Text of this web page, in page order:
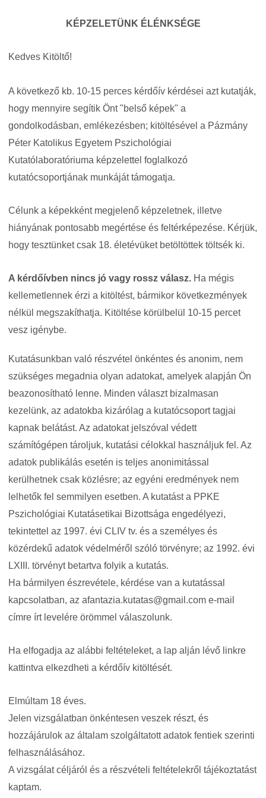
KÉPZELETÜNK ÉLÉNKSÉGE
Kedves Kitöltő!
A következő kb. 10-15 perces kérdőív kérdései azt kutatják,
hogy mennyire segítik Önt "belső képek" a
gondolkodásban, emlékezésben; kitöltésével a Pázmány
Péter Katolikus Egyetem Pszichológiai
Kutatólaboratóriuma képzelettel foglalkozó
kutatócsoportjának munkáját támogatja.
Célunk a képekként megjelenő képzeletnek, illetve
hiányának pontosabb megértése és feltérképezése. Kérjük,
hogy tesztünket csak 18. életévüket betöltöttek töltsék ki.
A kérdőívben nincs jó vagy rossz válasz. Ha mégis
kellemetlennek érzi a kitöltést, bármikor következmények
nélkül megszakíthatja. Kitöltése körülbelül 10-15 percet
vesz igénybe.
Kutatásunkban való részvétel önkéntes és anonim, nem
szükséges megadnia olyan adatokat, amelyek alapján Ön
beazonosítható lenne. Minden választ bizalmasan
kezelünk, az adatokba kizárólag a kutatócsoport tagjai
kapnak belátást. Az adatokat jelszóval védett
számítógépen tároljuk, kutatási célokkal használjuk fel. Az
adatok publikálás esetén is teljes anonimitással
kerülhetnek csak közlésre; az egyéni eredmények nem
lelhetők fel semmilyen esetben. A kutatást a PPKE
Pszichológiai Kutatásetikai Bizottsága engedélyezi,
tekintettel az 1997. évi CLIV tv. és a személyes és
közérdekű adatok védelméről szóló törvényre; az 1992. évi
LXIII. törvényt betartva folyik a kutatás.
Ha bármilyen észrevétele, kérdése van a kutatással
kapcsolatban, az afantazia.kutatas@gmail.com e-mail
címre írt levelére örömmel válaszolunk.
Ha elfogadja az alábbi feltételeket, a lap alján lévő linkre
kattintva elkezdheti a kérdőív kitöltését.
Elmúltam 18 éves.
Jelen vizsgálatban önkéntesen veszek részt, és
hozzájárulok az általam szolgáltatott adatok fentiek szerinti
felhasználásához.
A vizsgálat céljáról és a részvételi feltételekről tájékoztatást
kaptam.